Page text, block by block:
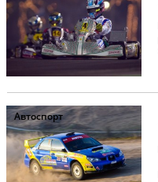
Автоспорт